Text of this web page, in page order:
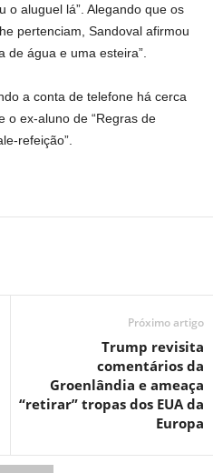
o aluguel lá”. Alegando que os
pertenciam, Sandoval afirmou
de água e uma esteira”.
a conta de telefone há cerca
o ex-aluno de “Regras de
refeição”.
Próximo artigo
Trump revisita
comentários da
Groenlândia e ameaça
“retirar” tropas dos EUA da
Europa